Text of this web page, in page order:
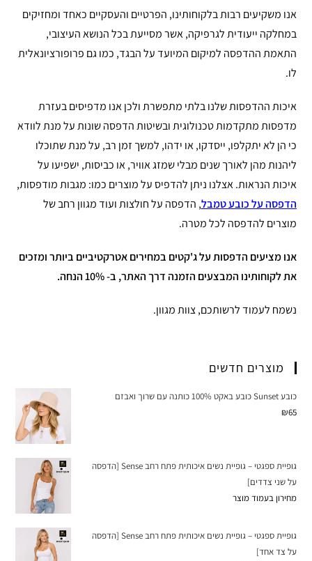
אנו משקיעים רבות בלקוחותינו, הפרטיים והעסקיים כאחד ומחזיקים
במחלקה ייעודית לגרפיקה, אשר מסייעת בכל הנושא העיצובי,
התאמת ההדפסה למיקום המיועד על הבגד, כמו גם פרופורציונאלית
לו.
איכות ההדפסות שלנו בלתי מתפשרת ולכן אנו מדפיסים בעזרת
מדפסות מתקדמות טכנולוגית ובשיטות הדפסה שונות על מנת לוודא
כי הן לא יתקלפו, ייסדקו, או ידהו, למשך זמן רב, על מנת שתוכלו
ליהנות מהן לאורך שנים מבלי שמזג אוויר, או כביסות, ישפיעו על
איכות הנראות. אצלנו ניתן להדפיס על מוצרים כמו: מגבות מודפסות,
הדפסה על כובע טמבל, הדפסה על חולצות ועוד מגוון רחב של
מוצרים להדפסה לכל מטרה.
אנו מציעים הדפסות על ג'קטים במחירים אטרקטיביים ביותר ומזכים
את לקוחותינו המבצעים הזמנה דרך האתר, ב- 10% הנחה.
נשמח לעמוד לרשותכם, צוות מגוון.
מוצרים חדשים
כובע Sunset כובע באקט 100% כותנה עם שרוך ואבזם
₪65
גופיית ספגטי – גופיית נשים איכותית פתח רחב Sense [הדפסה
על שני צדדים]
מחירון בעמוד מוצר
גופיית ספגטי – גופיית נשים איכותית פתח רחב Sense [הדפסה
על צד אחד]